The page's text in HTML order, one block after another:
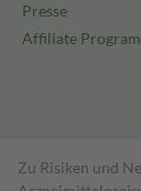
Presse
Affiliate
Zu Risiken und